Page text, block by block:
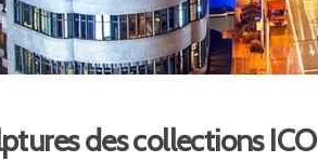
des collections ICO